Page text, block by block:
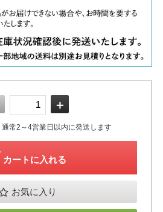
＋
通常2～4営業日以内に発送します
カートに入れる
お気に入り